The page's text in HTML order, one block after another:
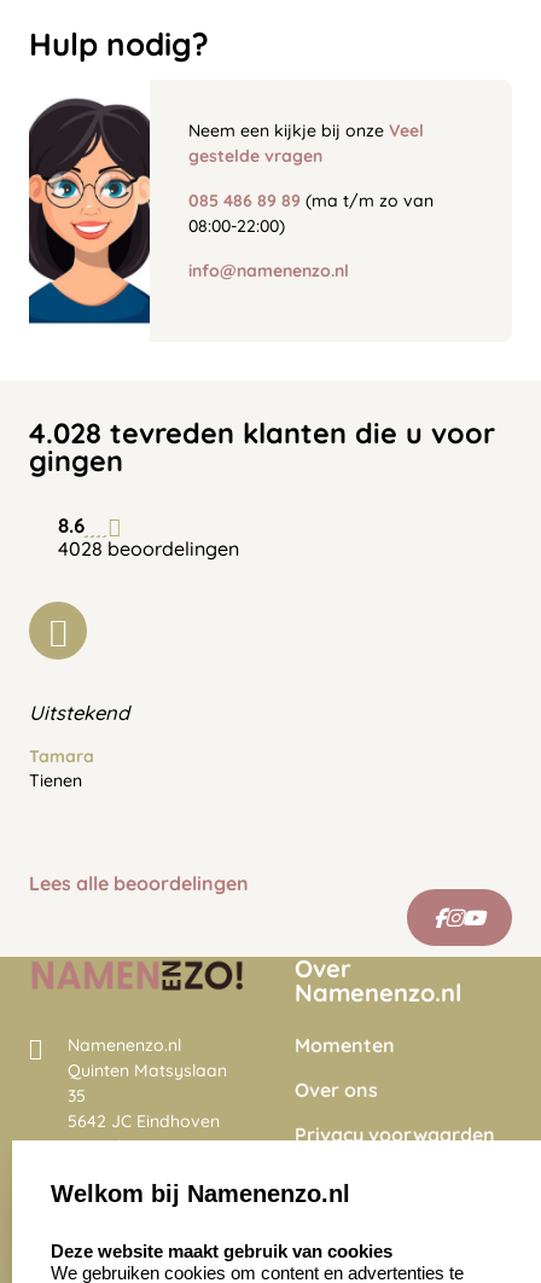
Hulp nodig?
Neem een kijkje bij onze Veel
gestelde vragen
085 486 89 89 (ma t/m zo van
08:00-22:00)
info@namenenzo.nl
4.028 tevreden klanten die u voor
gingen
8.6
4028 beoordelingen
Uitstekend
Tamara
Tienen
Lees alle beoordelingen
Namenenzo.nl
Quinten Matsyslaan
35
5642 JC Eindhoven
Nederland
4028 beoordelingen
Over
Namenenzo.nl
Momenten
Over ons
Privacy voorwaarden
Onze vacatures
Welkom bij Namenenzo.nl
Deze website maakt gebruik van cookies
We gebruiken cookies om content en advertenties te